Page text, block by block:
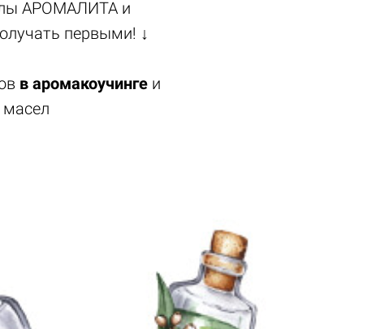
АРОМАЛИТА и
первыми! ↓
в аромакоучинге и